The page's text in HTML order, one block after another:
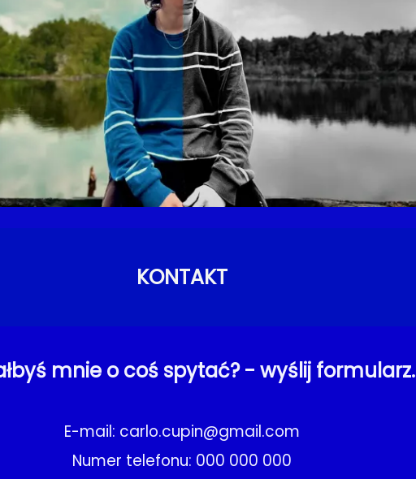
KONTAKT
mnie o coś spytać? - wyślij formularz.
E-mail: carlo.cupin@gmail.com
Numer telefonu: 000 000 000